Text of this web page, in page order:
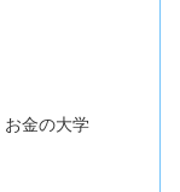
お金の大学